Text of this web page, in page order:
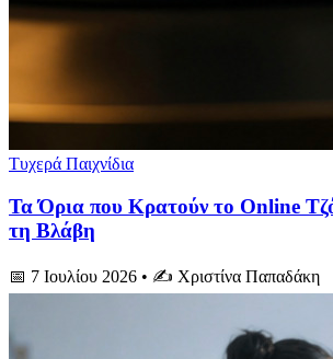
Τυχερά Παιχνίδια
Τα Όρια που Κρατούν το Online
τη Βλάβη
📅 7 Ιουλίου 2026 • ✍️ Χριστίνα Παπαδάκη